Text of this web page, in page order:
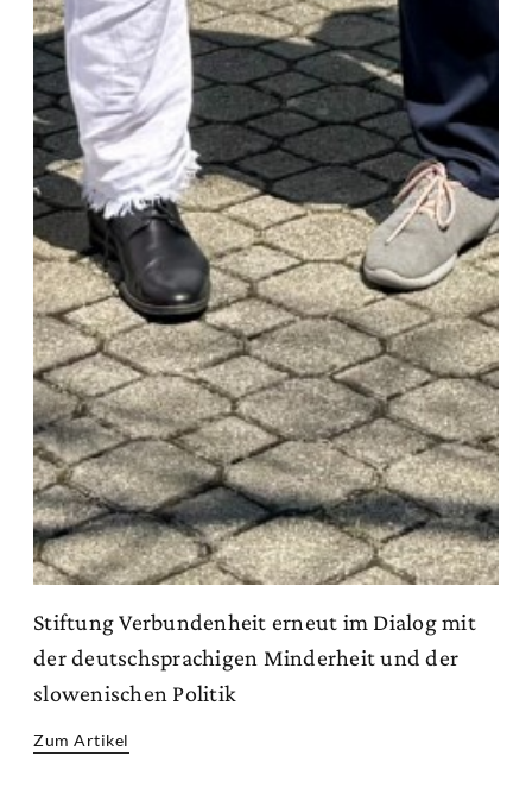
Stiftung Verbundenheit erneut im Dialog mit
der deutschsprachigen Minderheit und der
slowenischen Politik
Zum Artikel